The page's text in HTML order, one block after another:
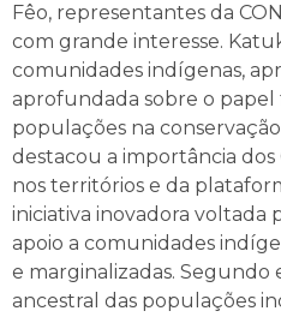
Fêo, representantes da
com grande interesse.
comunidades indígenas,
aprofundada sobre o
populações na
destacou a importância
nos territórios e da
iniciativa inovadora voltada
apoio a comunidades
e marginalizadas. Segundo
ancestral das populações